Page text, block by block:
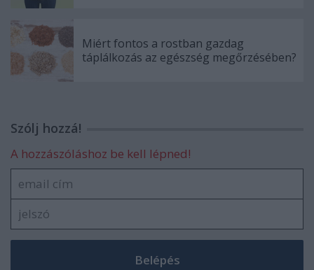
Miért fontos a rostban gazdag
táplálkozás az egészség megőrzésében?
Szólj hozzá!
A hozzászóláshoz be kell lépned!